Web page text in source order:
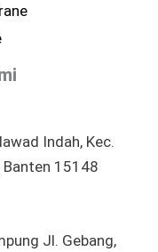
Indah, Kec.
Banten 15148
Jl. Gebang,